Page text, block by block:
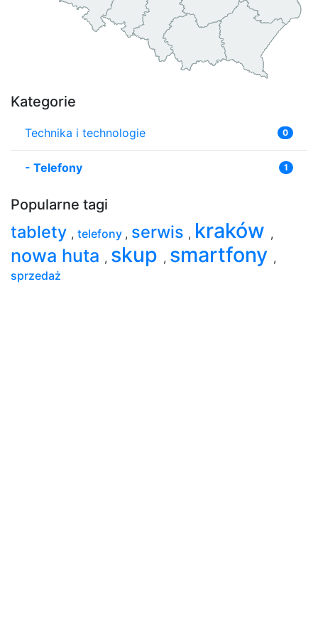
Kategorie
Technika i technologie 0
- Telefony 1
Popularne tagi
tablety , telefony , serwis , kraków ,
nowa huta , skup , smartfony ,
sprzedaż